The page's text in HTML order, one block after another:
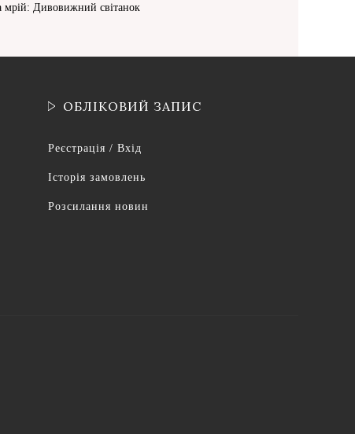
мрій: Дивовижний світанок
ОБЛІКОВИЙ ЗАПИС
Реєстрація / Вхід
Історія замовлень
Розсилання новин